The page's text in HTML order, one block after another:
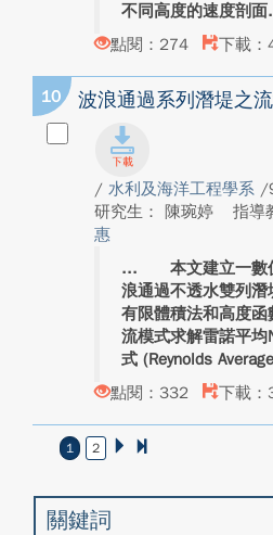
不同高度的速度剖面
點閱：274
下載：
10 波浪通過系列潛堤之
/ 水利及海洋工程學系 /
研究生： 陳琬婷
指導
惠
本文建立一數
浪通過不透水雙列潛
有限體積法和高度
流模式求解雷諾平
式 (Reynolds
點閱：332
下載：
1 2
關鍵詞